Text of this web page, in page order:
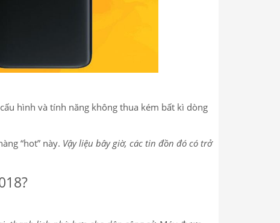
hình và tính năng không thua kém bất kì dòng
“hot” này. Vậy liệu bây giờ, các tin đồn đó có trở